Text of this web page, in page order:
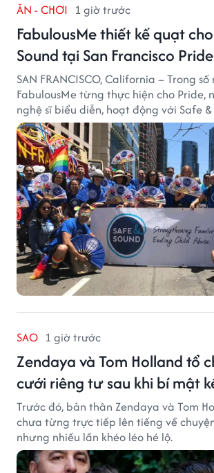
ĂN - CHƠI 1 giờ trước
FabulousMe thiết kế quạt
Sound tại San Francisco
SAN FRANCISCO, California – Trong
FabulousMe từng thực hiện cho Pride,
nghệ sĩ biểu diễn, hoạt động với Safe
2019 mang một bối cảnh khác biệt.
chức phi lợi nhuận tại San Francisco
lĩnh vực phòng ngừa bạo hành trẻ
và xây dựng môi trường an toàn cho
SAO 1 giờ trước
Zendaya và Tom Holland tổ
cưới riêng tư sau khi bí mật
Trước đó, bản thân Zendaya và Tom
chưa từng trực tiếp lên tiếng về
nhưng nhiều lần khéo léo hé lộ.